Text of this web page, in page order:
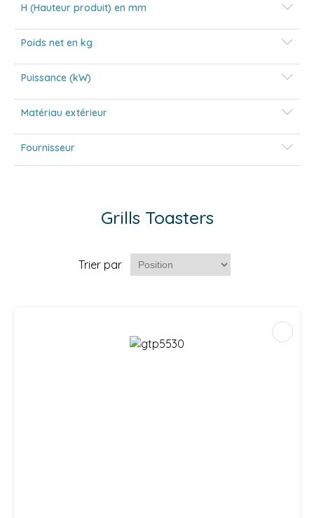
H (Hauteur produit) en mm
Poids net en kg
Puissance (kW)
Matériau extérieur
Fournisseur
Grills Toasters
Trier par